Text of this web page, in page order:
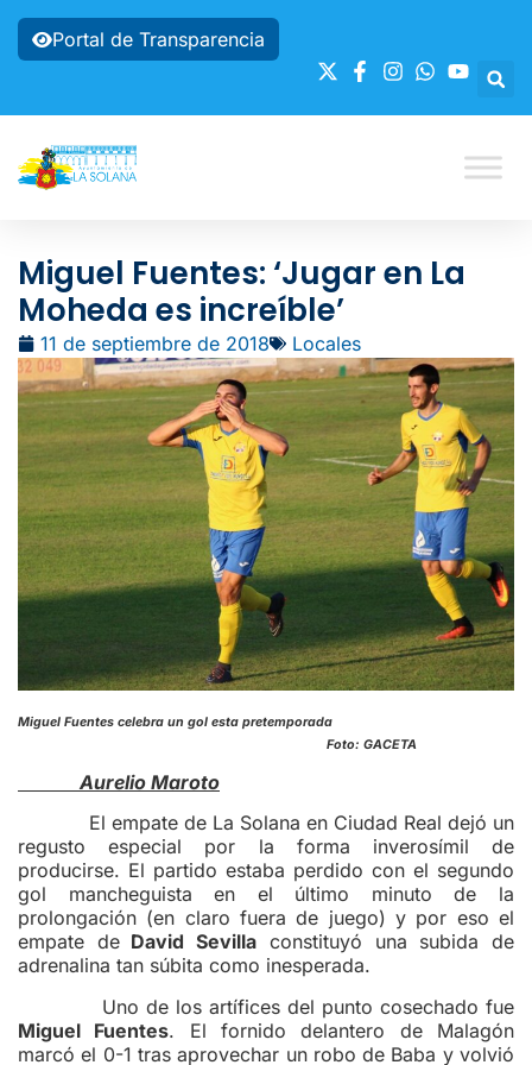
Portal de Transparencia
Miguel Fuentes: ‘Jugar en La
Moheda es increíble’
11 de septiembre de 2018 Locales
Miguel Fuentes celebra un gol esta pretemporada
Foto: GACETA
Aurelio Maroto
El empate de La Solana en Ciudad Real dejó un
regusto especial por la forma inverosímil de
producirse. El partido estaba perdido con el segundo
gol mancheguista en el último minuto de la
prolongación (en claro fuera de juego) y por eso el
empate deDavid Sevilla constituyó una subida de
adrenalina tan súbita como inesperada.
Uno de los artífices del punto cosechado fue
Miguel Fuentes. El fornido delantero de Malagón
marcó el 0-1 tras aprovechar un robo de Baba y volvió